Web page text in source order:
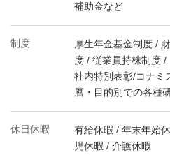
補助金など
制度
厚生年金基金制度 /
度 / 従業員持株制度 /
社内特別表彰/コナミ
層・目的別での各種
休日休暇
有給休暇 / 年末年始
児休暇 / 介護休暇